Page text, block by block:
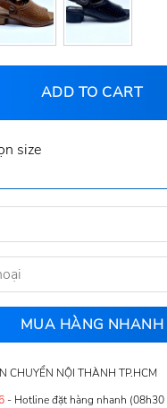
ADD TO CART
size
CHUYỂN NỘI THÀNH TP.HCM
- Hotline đặt hàng nhanh (08h30